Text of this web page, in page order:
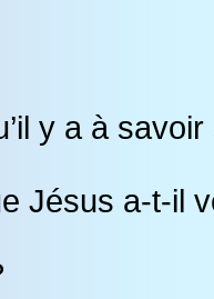
y a à savoir
Jésus a-t-il